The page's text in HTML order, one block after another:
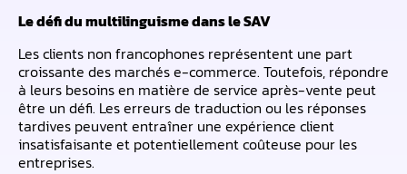
Le défi du multilinguisme dans le SAV
Les clients non francophones représentent une part
croissante des marchés e-commerce. Toutefois, répondre
à leurs besoins en matière de service après-vente peut
être un défi. Les erreurs de traduction ou les réponses
tardives peuvent entraîner une expérience client
insatisfaisante et potentiellement coûteuse pour les
entreprises.